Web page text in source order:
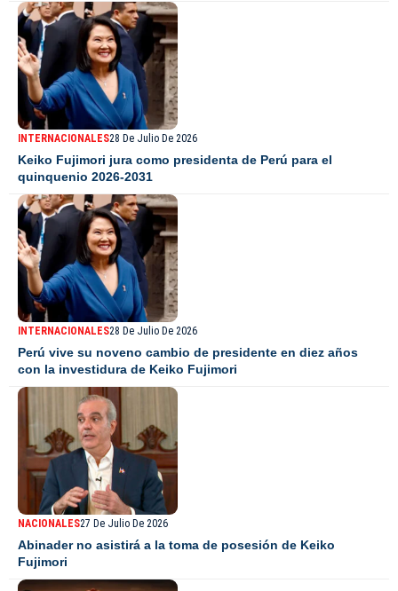
INTERNACIONALES28 De Julio De 2026
Keiko Fujimori jura como presidenta de Perú para el
quinquenio 2026-2031
INTERNACIONALES28 De Julio De 2026
Perú vive su noveno cambio de presidente en diez años
con la investidura de Keiko Fujimori
NACIONALES27 De Julio De 2026
Abinader no asistirá a la toma de posesión de Keiko
Fujimori